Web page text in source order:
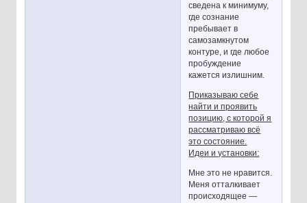
сведена к минимуму,
где сознание
пребывает в
самозамкнутом
контуре, и где любое
пробуждение
кажется излишним.
Приказываю себе
найти и проявить
позицию, с которой я
рассматриваю всё
это состояние.
Идеи и установки:
Мне это не нравится.
Меня отталкивает
происходящее —